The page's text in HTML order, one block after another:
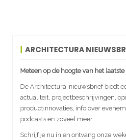
ARCHITECTURA
Meteen op de hoogte van het
De Architectura-nieuwsbrief biedt
actualiteit, projectbeschrijvingen,
productinnovaties, info over
podcasts en zoveel meer.
Schrijf je nu in en ontvang onze